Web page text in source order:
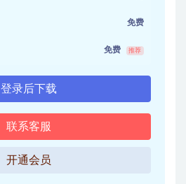
免费
免费 推荐
登录后下载
联系客服
开通会员